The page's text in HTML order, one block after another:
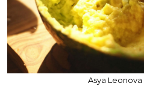
Asya